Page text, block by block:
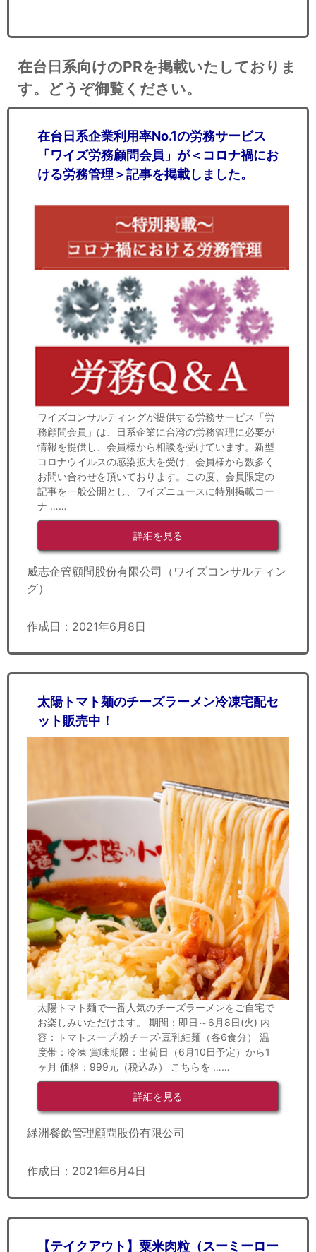
在台日系向けのPRを掲載いたしておりま
す。どうぞ御覧ください。
在台日系企業利用率No.1の労務サービス
「ワイズ労務顧問会員」が＜コロナ禍にお
ける労務管理＞記事を掲載しました。
ワイズコンサルティングが提供する労務サービス「労
務顧問会員」は、日系企業に台湾の労務管理に必要が
情報を提供し、会員様から相談を受けています。新型
コロナウイルスの感染拡大を受け、会員様から数多く
お問い合わせを頂いております。この度、会員限定の
記事を一般公開とし、ワイズニュースに特別掲載コー
ナ ……
詳細を見る
威志企管顧問股份有限公司（ワイズコンサルティン
グ）
作成日：2021年6月8日
太陽トマト麺のチーズラーメン冷凍宅配セ
ット販売中！
太陽トマト麺で一番人気のチーズラーメンをご自宅で
お楽しみいただけます。 期間：即日～6月8日(火) 内
容：トマトスープ‧粉チーズ‧豆乳細麺（各6食分） 温
度帯：冷凍 賞味期限：出荷日（6月10日予定）から1
ヶ月 価格：999元（税込み） こちらを ……
詳細を見る
緑洲餐飲管理顧問股份有限公司
作成日：2021年6月4日
【テイクアウト】粟米肉粒（スーミーロー